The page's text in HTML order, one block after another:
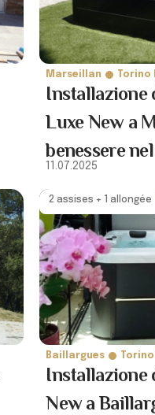
Marseillan Torino
Installazione
Luxe New a
benessere
11.07.2025
2 assises + 1 allongée
Baillargues Torino
Installazione
New a